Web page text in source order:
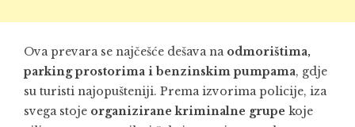
Ova prevara se najčešće dešava na odmorištima,
parking prostorima i benzinskim pumpama, gdje
su turisti najopušteniji. Prema izvorima policije, iza
svega stoje organizirane kriminalne grupe koje